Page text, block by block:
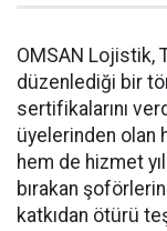
OMSAN Lojistik,
düzenlediği bir
sertifikalarını
üyelerinden olan
hem de hizmet
bırakan
katkıdan ötürü